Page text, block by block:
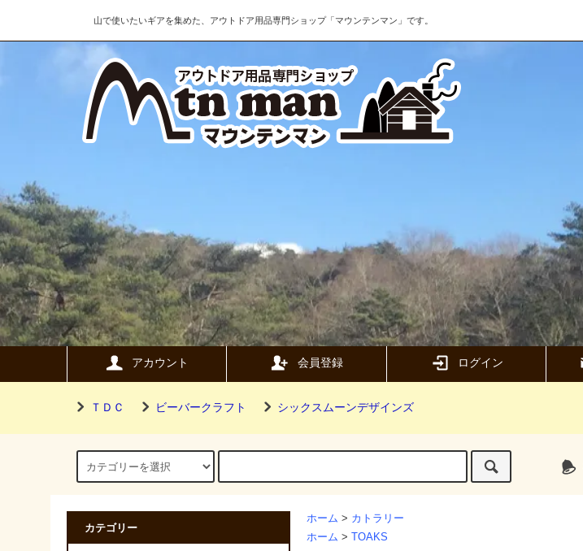
山で使いたいギアを集めた、アウトドア用品専門ショップ「マウンテンマン」です。
アカウント 会員登録 ログイン
ＴＤＣ ビーバークラフト シックスムーンデザインズ
ホーム > カトラリー
ホーム > TOAKS
カテゴリー